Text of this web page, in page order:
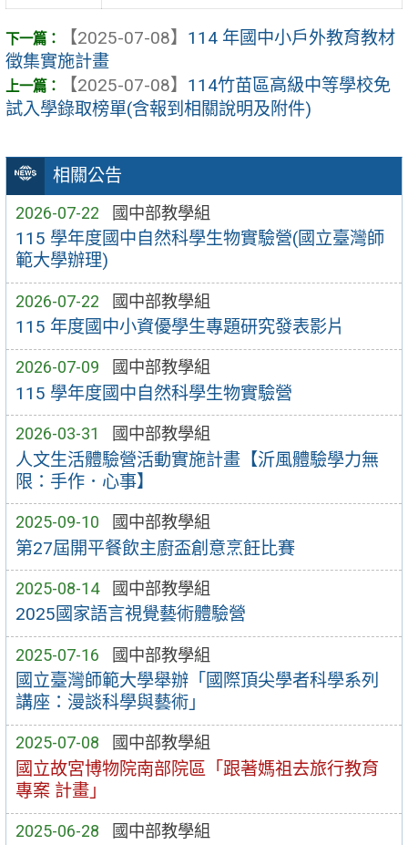
相關公告
2026-07-22 國中部教學組
115 學年度國中自然科學生物實驗營(國立臺灣師
範大學辦理)
2026-07-22 國中部教學組
115 年度國中小資優學生專題研究發表影片
2026-07-09 國中部教學組
115 學年度國中自然科學生物實驗營
2026-03-31 國中部教學組
人文生活體驗營活動實施計畫【沂風體驗學力無
限：手作．心事】
2025-09-10 國中部教學組
第27屆開平餐飲主廚盃創意烹飪比賽
2025-08-14 國中部教學組
2025國家語言視覺藝術體驗營
2025-07-16 國中部教學組
國立臺灣師範大學舉辦「國際頂尖學者科學系列
講座：漫談科學與藝術」
2025-07-08 國中部教學組
國立故宮博物院南部院區「跟著媽祖去旅行教育
專案 計畫」
2025-06-28 國中部教學組
【2025-07-08】 114 年國中小戶外教育教材
徵集實施計畫
【2025-07-08】 114竹苗區高級中等學校免
試入學錄取榜單(含報到相關說明及附件)